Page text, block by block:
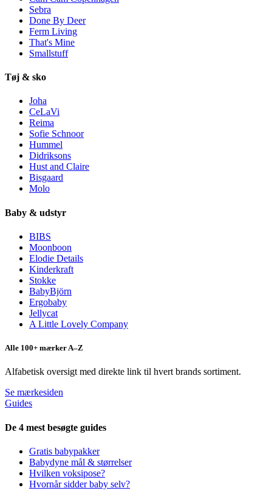
Sebra
Done By Deer
Ferm Living
That's Mine
Smallstuff
Tøj & sko
Joha
CeLaVi
Reima
Sofie Schnoor
Hummel
Didriksons
Hust and Claire
Bisgaard
Molo
Baby & udstyr
BIBS
Moonboon
Elodie Details
Kinderkraft
Stokke
BabyBjörn
Ergobaby
Jellycat
A Little Lovely Company
Alle 100+ mærker A–Z
Alfabetisk oversigt med direkte link til hvert brands sortiment.
Se mærkesiden
Guides
De 4 mest besøgte guides
Gratis babypakker
Babydyne mål & størrelser
Hvilken voksipose?
Hvornår sidder baby selv?